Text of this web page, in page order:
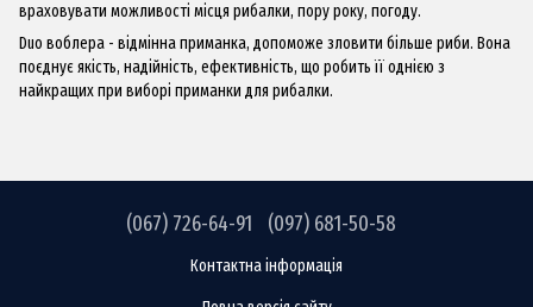
враховувати можливості місця рибалки, пору року, погоду.
Duo воблера - відмінна приманка, допоможе зловити більше риби. Вона
поєднує якість, надійність, ефективність, що робить її однією з
найкращих при виборі приманки для рибалки.
(067) 726-64-91 (097) 681-50-58
Контактна інформація